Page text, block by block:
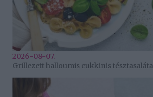
2026-08-07.
Grillezett halloumis cukkinis tésztasaláta